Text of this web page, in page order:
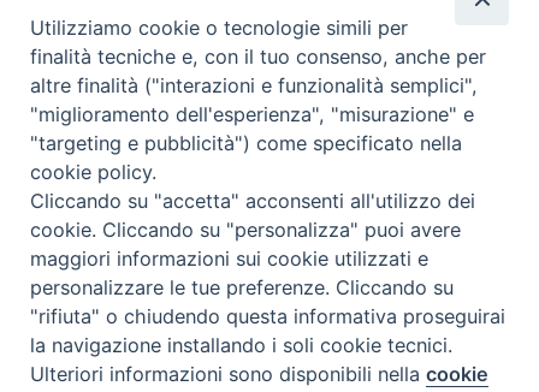
Ufficio Comunicazioni sociali
Piazza Giovene 4 – 70056 Molfetta (BA)
comunicazionisociali@diocesimolfetta.it
SEGUICI SU
Facebook
Instagram
X YouTube
Feed
Privacy Policy - trasparenza
© 2016 - 2026 Diocesi Molfetta Ruvo Giovinazzo Terlizzi
Preferenze Cookie
Utilizziamo cookie o tecnologie simili per
finalità tecniche e, con il tuo consenso, anche per
altre finalità ("interazioni e funzionalità semplici",
"miglioramento dell'esperienza", "misurazione" e
"targeting e pubblicità") come specificato nella
cookie policy.
Cliccando su "accetta" acconsenti all'utilizzo dei
cookie. Cliccando su "personalizza" puoi avere
maggiori informazioni sui cookie utilizzati e
personalizzare le tue preferenze. Cliccando su
"rifiuta" o chiudendo questa informativa proseguirai
la navigazione installando i soli cookie tecnici.
Ulteriori informazioni sono disponibili nellacookie